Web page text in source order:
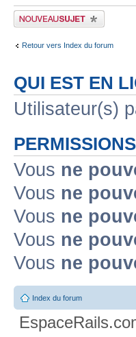
Publier un nouveau sujet
Retour vers Index du forum
QUI EST EN
Utilisateur(s)
Vous ne
Vous ne
Vous ne
Vous ne
Vous ne
Index du forum